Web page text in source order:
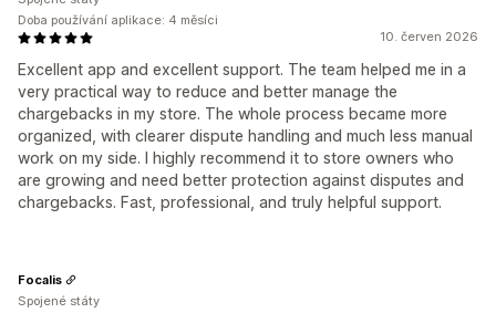
10. červen 2026
Excellent app and excellent support. The team helped me in a
very practical way to reduce and better manage the
chargebacks in my store. The whole process became more
organized, with clearer dispute handling and much less manual
work on my side. I highly recommend it to store owners who
are growing and need better protection against disputes and
chargebacks. Fast, professional, and truly helpful support.
Doba používání aplikace: 4 měsíci
Focalis
Spojené státy